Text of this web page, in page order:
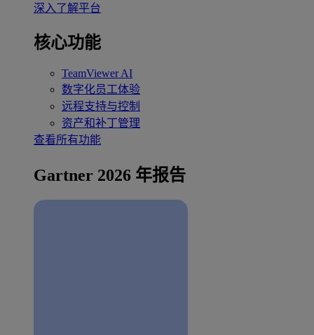
深入了解平台
核心功能
TeamViewer AI
数字化员工体验
远程支持与控制
资产和补丁管理
查看所有功能
Gartner 2026 年报告